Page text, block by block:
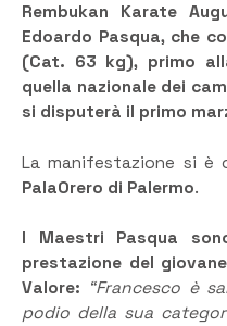
Rembukan Karate
Edoardo Pasqua, che
(Cat. 63 kg), primo
quella nazionale dei
si disputerà il primo
La manifestazione si è
PalaOrero di Palermo.
I Maestri Pasqua
prestazione del
Valore: “Francesco è
podio della sua